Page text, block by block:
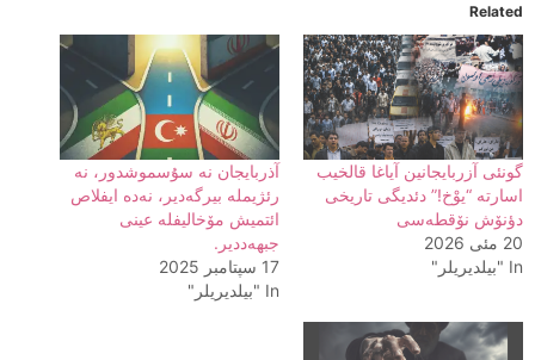
Related
گونئی آزربایجانین آیاغا قالخیب
اسارته “یوْخ!” دئدیگی تاریخی
دؤنۆش نۆقطه‌سی
20 مئی 2026
In "بیلدیریلر"
آذربایجان نه سۇسموشدور، نه
رئژیمله بیرگه‌دیر، نه‌ده ایفلاص
ائتمیش مۆخالیفله عینی
جبهه‌ددیر.
17 سپتامبر 2025
In "بیلدیریلر"